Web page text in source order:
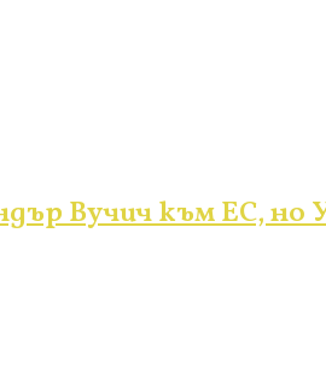
Вучич към ЕС, но